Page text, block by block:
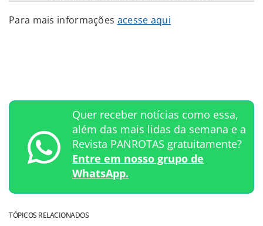
Para mais informações acesse aqui
Quer receber notícias como essa,
além das mais lidas da semana e a
Revista PANROTAS gratuitamente?
Entre em nosso grupo de
WhatsApp.
TÓPICOS RELACIONADOS